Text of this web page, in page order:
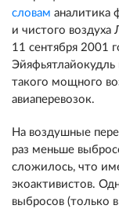
словам аналитика
и чистого
11 сентября 2001
Эйяфьятлайокудль
такого мощного
авиаперевозок.
На воздушные
раз меньше
сложилось, что
экоактивистов.
выбросов (только в